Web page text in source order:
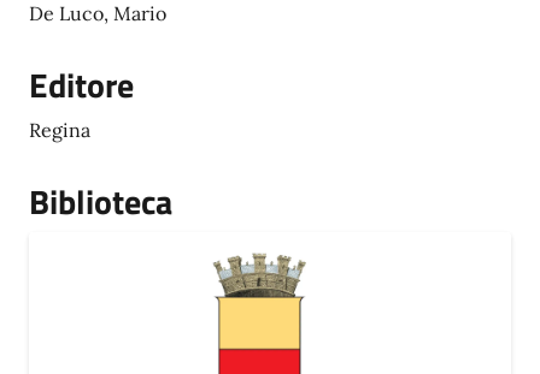
De Luco, Mario
Editore
Regina
Biblioteca